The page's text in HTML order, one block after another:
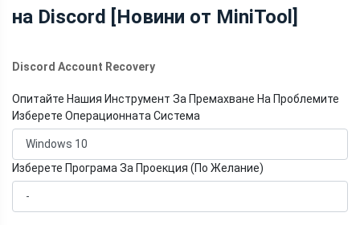
на Discord [Новини от MiniTool]
Discord Account Recovery
Опитайте Нашия Инструмент За Премахване На Проблемите
Изберете Операционната Система
Изберете Програма За Проекция (По Желание)